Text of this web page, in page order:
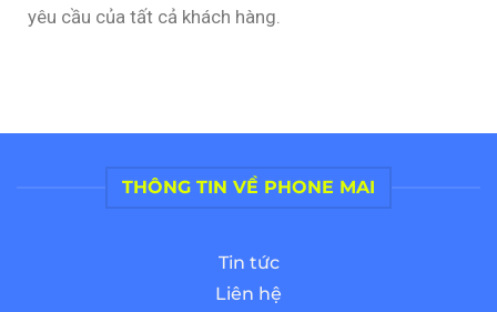
yêu cầu của tất cả khách hàng.
THÔNG TIN VỀ PHONE MAI
Tin tức
Liên hệ